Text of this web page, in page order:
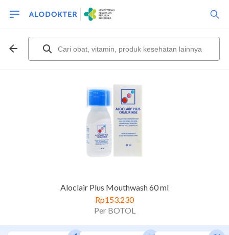
Aloclair Plus Mouthwash 60 ml
Rp153.230
Per BOTOL